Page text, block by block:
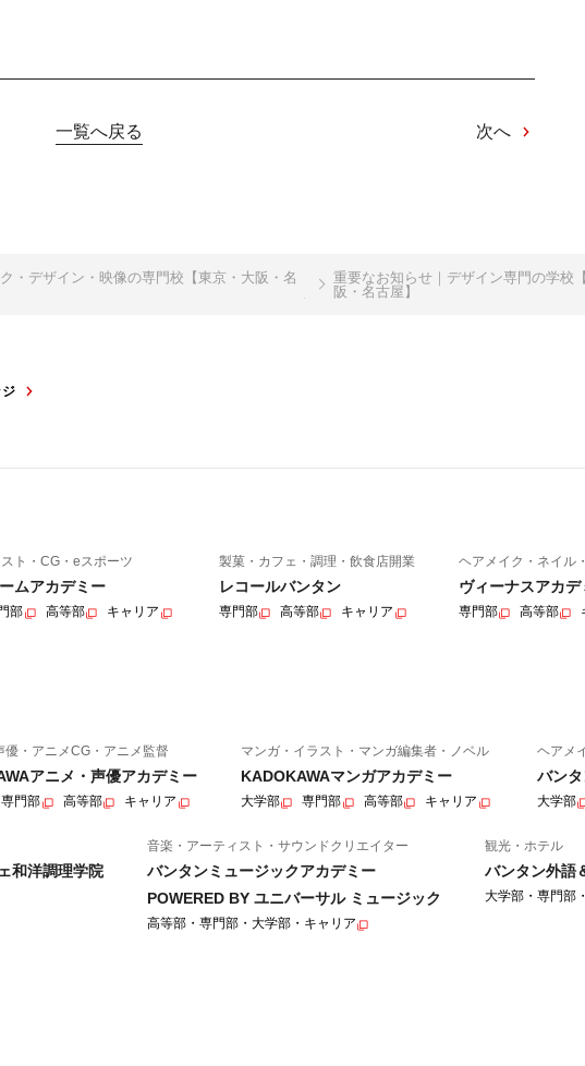
一覧へ戻る 次へ
・デザイン・映像の専門校【東京・大阪・名
重要なお知らせ｜デザイン専門の学校
阪・名古屋】
ト・CG・eスポーツ
ムアカデミー
部 高等部 キャリア
製菓・カフェ・調理・飲食店開業
レコールバンタン
専門部 高等部 キャリア
ヘアメイク・ネイル
ヴィーナスアカデ
専門部 高等部
優・アニメCG・アニメ監督
アニメ・声優アカデミー
専門部 高等部 キャリア
マンガ・イラスト・マンガ編集者・ノベル
KADOKAWAマンガアカデミー
大学部 専門部 高等部 キャリア
ヘアメ
バン
大学部
和洋調理学院
音楽・アーティスト・サウンドクリエイター
バンタンミュージックアカデミー
POWERED BY ユニバーサル ミュージック
高等部・専門部・大学部・キャリア
観光・ホテル
バンタン外語
大学部・専門部